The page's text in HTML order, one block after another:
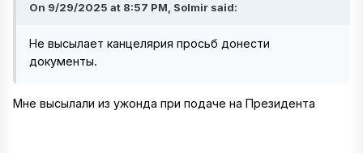
On 9/29/2025 at 8:57 PM, Solmir said:
Не высылает канцелярия просьб донести
документы.
Мне высылали из ужонда при подаче на Президента